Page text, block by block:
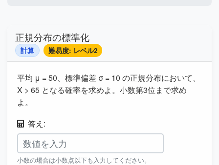
正規分布の標準化
計算 難易度: レベル2
平均 μ = 50、標準偏差 σ = 10 の正規分布において、
X > 65 となる確率を求めよ。小数第3位まで求め
よ。
答え:
小数の場合は小数点以下も入力してください。